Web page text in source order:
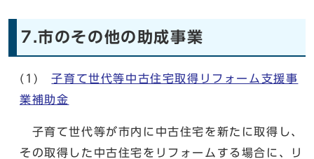
7.市のその他の助成事業
(1)子育て世代等中古住宅取得リフォーム支援事
業補助金
子育て世代等が市内に中古住宅を新たに取得し、
その取得した中古住宅をリフォームする場合に、リ